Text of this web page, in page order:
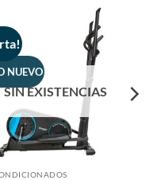
NUEVO
SIN EXISTENCIAS